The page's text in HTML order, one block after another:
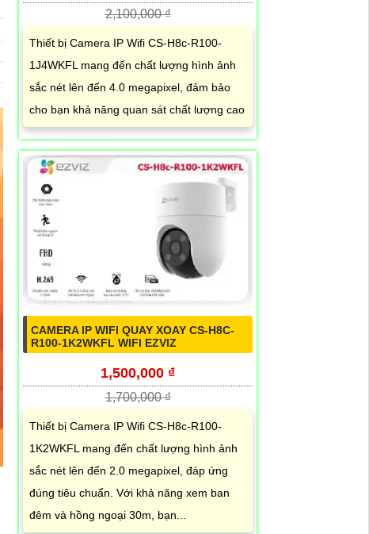
2,100,000 ₫
Thiết bị Camera IP Wifi CS-H8c-R100-
1J4WKFL mang đến chất lượng hình ảnh
sắc nét lên đến 4.0 megapixel, đảm bảo
cho bạn khả năng quan sát chất lượng cao
CAMERA IP WIFI QUAY XOAY CS-H8C-
R100-1K2WKFL WIFI EZVIZ
1,500,000 ₫
1,700,000 ₫
Thiết bị Camera IP Wifi CS-H8c-R100-
1K2WKFL mang đến chất lượng hình ảnh
sắc nét lên đến 2.0 megapixel, đáp ứng
đúng tiêu chuẩn. Với khả năng xem ban
đêm và hồng ngoại 30m, bạn...